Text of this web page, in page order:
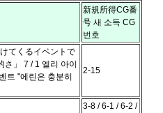
新規所得CG番
号 새 소득 CG
번호
てくるイベントで
さ」
7 / 1 엘리 아이
트 "에린은 충분히
2-15
3-8 / 6-1 / 6-2 /